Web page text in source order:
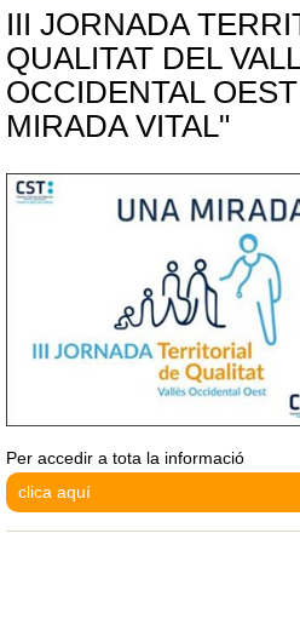
III JORNADA
QUALITAT DEL
OCCIDENTAL
MIRADA VITAL"
Per accedir a tota la informació
clica aquí